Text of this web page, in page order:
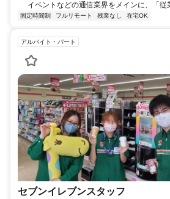
イベントなどの通信業界をメインに、「従
固定時間制 フルリモート 残業なし 在宅OK
アルバイト・パート
セブンイレブンスタッフ